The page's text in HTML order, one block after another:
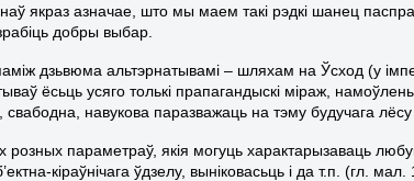
якраз азначае, што мы маем такі рэдкі шанец
добры выбар.
дзьвюма альтэрнатывамі – шляхам на Ўсход (у
ёсьць усяго толькі прапагандыскі міраж,
навукова паразважаць на тэму будучага лёсу
розных параметраў, якія могуць характарызаваць
кіраўнічага ўдзелу, выніковасьць і да т.п. (гл.